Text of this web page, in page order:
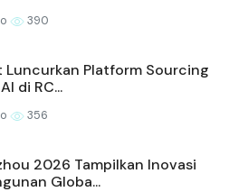
390
Luncurkan Platform Sourcing
di RC...
356
2026 Tampilkan Inovasi
Globa...